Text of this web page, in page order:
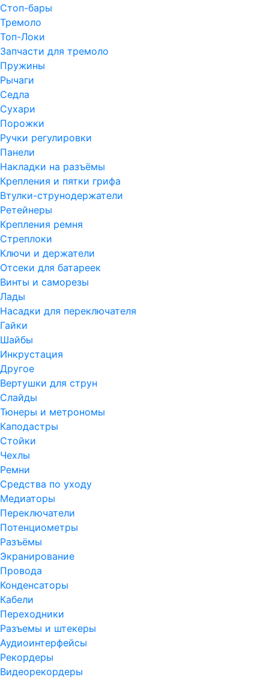
Стоп-бары
Тремоло
Топ-Локи
Запчасти для тремоло
Пружины
Рычаги
Седла
Сухари
Порожки
Ручки регулировки
Панели
Накладки на разъёмы
Крепления и пятки грифа
Втулки-струнодержатели
Ретейнеры
Крепления ремня
Стреплоки
Ключи и держатели
Отсеки для батареек
Винты и саморезы
Лады
Насадки для переключателя
Гайки
Шайбы
Инкрустация
Другое
Вертушки для струн
Слайды
Тюнеры и метрономы
Каподастры
Стойки
Чехлы
Ремни
Средства по уходу
Медиаторы
Переключатели
Потенциометры
Разъёмы
Экранирование
Провода
Конденсаторы
Кабели
Переходники
Разъемы и штекеры
Аудиоинтерфейсы
Рекордеры
Видеорекордеры